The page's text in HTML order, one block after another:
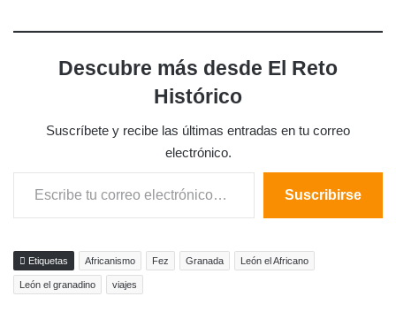
Descubre más desde El Reto
Histórico
Suscríbete y recibe las últimas entradas en tu correo
electrónico.
Escribe tu correo electrónico…
Suscribirse
Etiquetas Africanismo Fez Granada León el Africano
León el granadino viajes